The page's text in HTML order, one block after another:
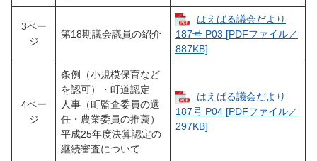
3ペー
ジ
第18期議会議員の紹介
はえばる議会だより
187号 P03 [PDFファイル／
887KB]
4ペー
ジ
条例（小規模保育など
を認可）・町道認定
人事（町監査委員の選
任・農業委員の推薦）
平成25年度決算認定の
継続審査について
はえばる議会だより
187号 P04 [PDFファイル／
297KB]